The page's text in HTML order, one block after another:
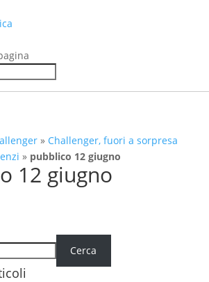
» Challenger, fuori a sorpresa
» pubblico 12 giugno
12 giugno
Cerca